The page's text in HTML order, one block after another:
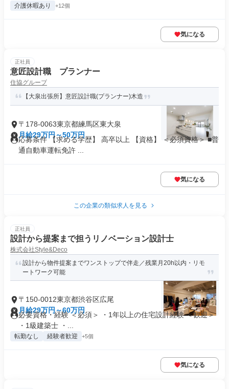
介護休暇あり +12個
気になる
正社員
意匠設計職 プランナー
住協グループ
【大泉出張所】意匠設計職(プランナー)木造
〒178-0063東京都練馬区東大泉
月給29万円～50万円
応募条件 【求める学歴】 高卒以上 【資格】 ＜必須資格＞ ■普
通自動車運転免許 ...
気になる
この企業の類似求人を見る
正社員
設計から提案まで担うリノベーション設計士
株式会社Style&Deco
設計から物件提案までワンストップで伴走／残業月20h以内・リモ
ートワーク可能
〒150-0012東京都渋谷区広尾
月給29万円～60万円
必要資格・経験 ＜必須＞ ・1年以上の住宅設計経験 ＜歓迎＞
・1級建築士 ・...
転勤なし 経験者歓迎 +5個
気になる